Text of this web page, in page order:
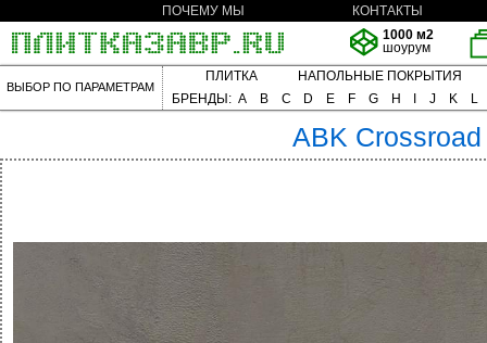
ПОЧЕМУ МЫ
КОНТАКТЫ
1000 м2
шоурум
ВЫБОР ПО ПАРАМЕТРАМ
ПЛИТКА
НАПОЛЬНЫЕ ПОКРЫТИЯ
БРЕНДЫ: A B C D E F G H J K L
ABK